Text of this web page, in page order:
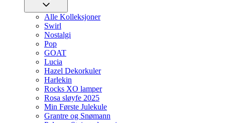
Alle Kolleksjoner
Swirl
Nostalgi
Pop
GOAT
Lucia
Hazel Dekorkuler
Harlekin
Rocks XO lamper
Rosa sløyfe 2025
Min Første Julekule
Grantre og Snømann